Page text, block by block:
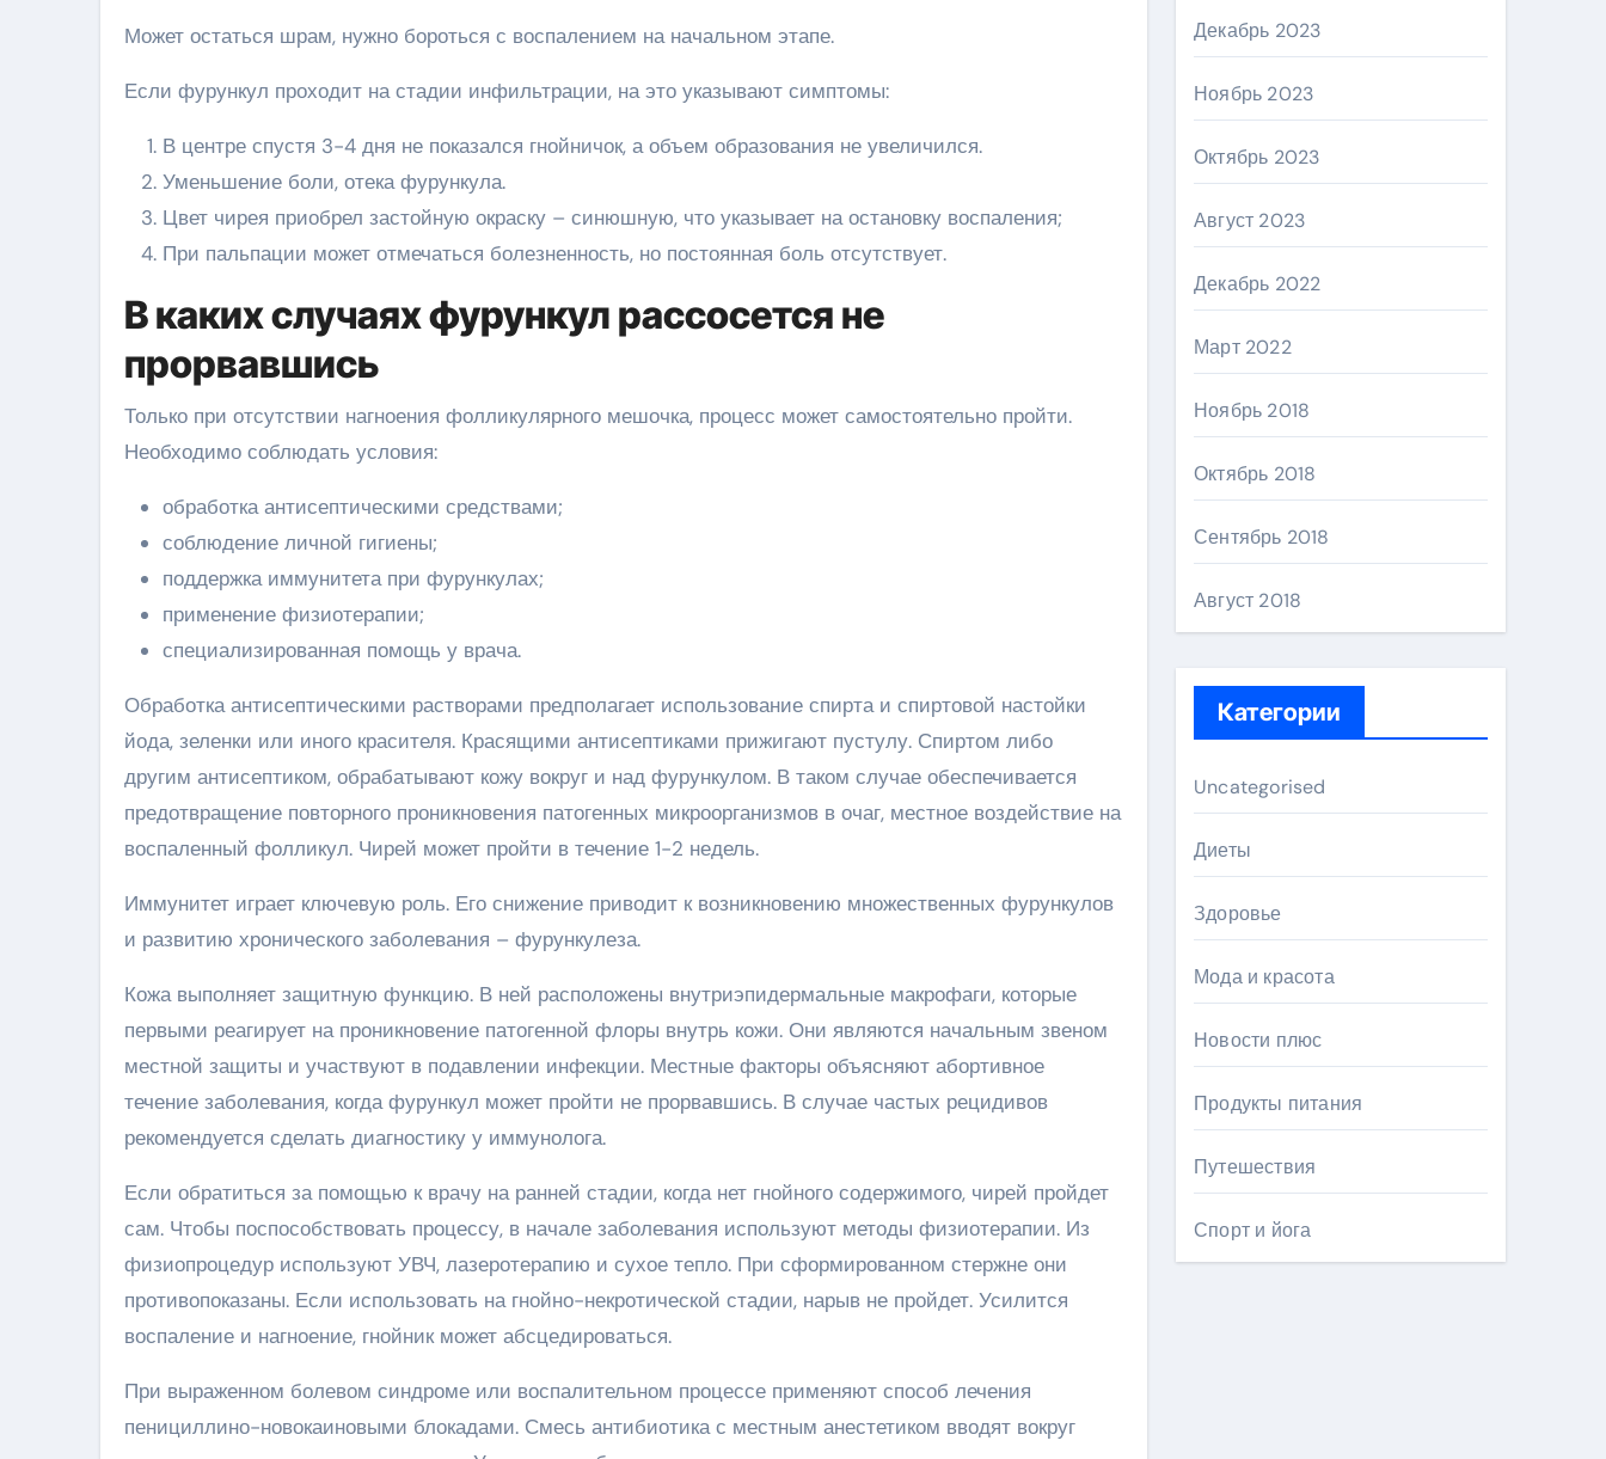
Может остаться шрам, нужно бороться с воспалением на начальном этапе.
Если фурункул проходит на стадии инфильтрации, на это указывают симптомы:
В центре спустя 3-4 дня не показался гнойничок, а объем образования не увеличился.
Уменьшение боли, отека фурункула.
Цвет чирея приобрел застойную окраску – синюшную, что указывает на остановку воспаления;
При пальпации может отмечаться болезненность, но постоянная боль отсутствует.
В каких случаях фурункул рассосется не
прорвавшись
Только при отсутствии нагноения фолликулярного мешочка, процесс может самостоятельно пройти.
Необходимо соблюдать условия:
обработка антисептическими средствами;
соблюдение личной гигиены;
поддержка иммунитета при фурункулах;
применение физиотерапии;
специализированная помощь у врача.
Обработка антисептическими растворами предполагает использование спирта и спиртовой настойки
йода, зеленки или иного красителя. Красящими антисептиками прижигают пустулу. Спиртом либо
другим антисептиком, обрабатывают кожу вокруг и над фурункулом. В таком случае обеспечивается
предотвращение повторного проникновения патогенных микроорганизмов в очаг, местное воздействие на
воспаленный фолликул. Чирей может пройти в течение 1-2 недель.
Иммунитет играет ключевую роль. Его снижение приводит к возникновению множественных фурункулов
и развитию хронического заболевания – фурункулеза.
Кожа выполняет защитную функцию. В ней расположены внутриэпидермальные макрофаги, которые
первыми реагирует на проникновение патогенной флоры внутрь кожи. Они являются начальным звеном
местной защиты и участвуют в подавлении инфекции. Местные факторы объясняют абортивное
течение заболевания, когда фурункул может пройти не прорвавшись. В случае частых рецидивов
рекомендуется сделать диагностику у иммунолога.
Если обратиться за помощью к врачу на ранней стадии, когда нет гнойного содержимого, чирей пройдет
сам. Чтобы поспособствовать процессу, в начале заболевания используют методы физиотерапии. Из
физиопроцедур используют УВЧ, лазеротерапию и сухое тепло. При сформированном стержне они
противопоказаны. Если использовать на гнойно-некротической стадии, нарыв не пройдет. Усилится
воспаление и нагноение, гнойник может абсцедироваться.
При выраженном болевом синдроме или воспалительном процессе применяют способ лечения
пенициллино-новокаиновыми блокадами. Смесь антибиотика с местным анестетиком вводят вокруг
Декабрь 2023
Ноябрь 2023
Октябрь 2023
Август 2023
Декабрь 2022
Март 2022
Ноябрь 2018
Октябрь 2018
Сентябрь 2018
Август 2018
Категории
Uncategorised
Диеты
Здоровье
Мода и красота
Новости плюс
Продукты питания
Путешествия
Спорт и йога